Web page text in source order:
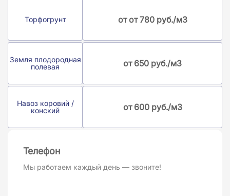
Торфогрунт
Земля плодородная
полевая
Навоз коровий /
конский
от от 780 руб./м3
от 650 руб./м3
от 600 руб./м3
Телефон
Мы работаем каждый день — звоните!